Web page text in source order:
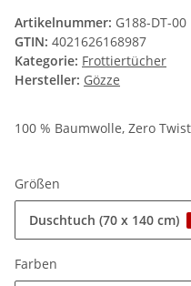
Artikelnummer: G188-DT-00
GTIN: 4021626168987
Kategorie: Frottiertücher
Hersteller: Gözze
100 % Baumwolle, Zero Twist
Größen
Duschtuch (70 x 140 cm)
Farben